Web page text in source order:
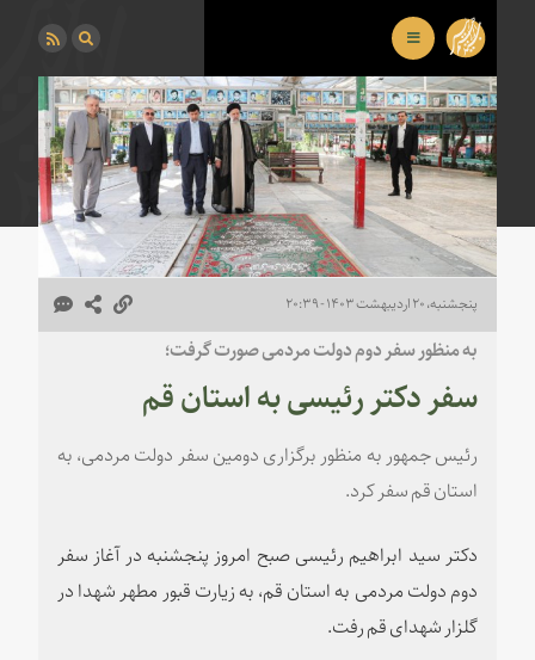
پنجشنبه، ۲۰ اردیبهشت ۱۴۰۳ - ۲۰:۳۹
به منظور سفر دوم دولت مردمی صورت گرفت؛
سفر دکتر رئیسی به استان قم
رئیس جمهور به منظور برگزاری دومین سفر دولت مردمی، به
استان قم سفر کرد.
دکتر سید ابراهیم رئیسی صبح امروز پنجشنبه در آغاز سفر
دوم دولت مردمی به استان قم، به زیارت قبور مطهر شهدا در
گلزار شهدای قم رفت.